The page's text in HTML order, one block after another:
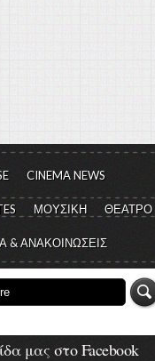
CINEMA NEWS
ΜΟΥΣΙΚΗ ΘΕΑΤΡΟ
& ΑΝΑΚΟΙΝΩΣΕΙΣ
μας στο Facebook